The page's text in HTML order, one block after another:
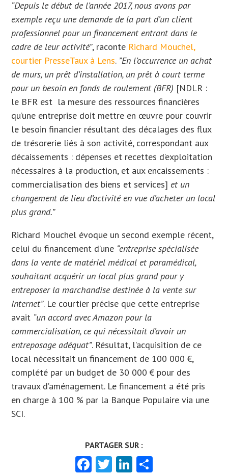
“Depuis le début de l’année 2017, nous avons par
exemple reçu une demande de la part d’un client
professionnel pour un financement entrant dans le
cadre de leur activité”, raconte Richard Mouchel,
courtier PresseTaux à Lens. ”En l’occurrence un achat
de murs, un prêt d’installation, un prêt à court terme
pour un besoin en fonds de roulement (BFR) [NDLR :
le BFR est la mesure des ressources financières
qu’une entreprise doit mettre en œuvre pour couvrir
le besoin financier résultant des décalages des flux
de trésorerie liés à son activité, correspondant aux
décaissements : dépenses et recettes d’exploitation
nécessaires à la production, et aux encaissements :
commercialisation des biens et services] et un
changement de lieu d’activité en vue d’acheter un local
plus grand.”
Richard Mouchel évoque un second exemple récent,
celui du financement d’une “entreprise spécialisée
dans la vente de matériel médical et paramédical,
souhaitant acquérir un local plus grand pour y
entreposer la marchandise destinée à la vente sur
Internet”. Le courtier précise que cette entreprise
avait “un accord avec Amazon pour la
commercialisation, ce qui nécessitait d’avoir un
entreposage adéquat”. Résultat, l’acquisition de ce
local nécessitait un financement de 100 000 €,
complété par un budget de 30 000 € pour des
travaux d’aménagement. Le financement a été pris
en charge à 100 % par la Banque Populaire via une
SCI.
Facebook
TwitterLinkedIn